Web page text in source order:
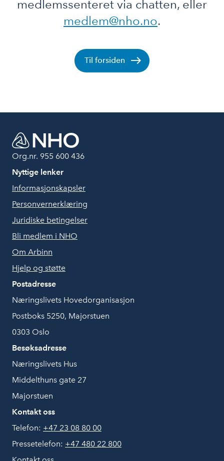
medlemssenteret via chatten, eller
medlem@nho.no.
Til forsiden
Org.nr. 955 600 436
Nyttige lenker
Informasjonskapsler
Personvernerklæring
Juridiske betingelser
Bli medlem i NHO
Om Arbinn
Hjelp og støtte
Postadresse
Næringslivets Hovedorganisasjon
Postboks 5250, Majorstuen
0303 Oslo
Besøksadresse
Næringslivets Hus
Middelthuns gate 27
Majorstuen
Kontakt oss
Telefon: +47 23 08 80 00
Pressetelefon: +47 480 22 800